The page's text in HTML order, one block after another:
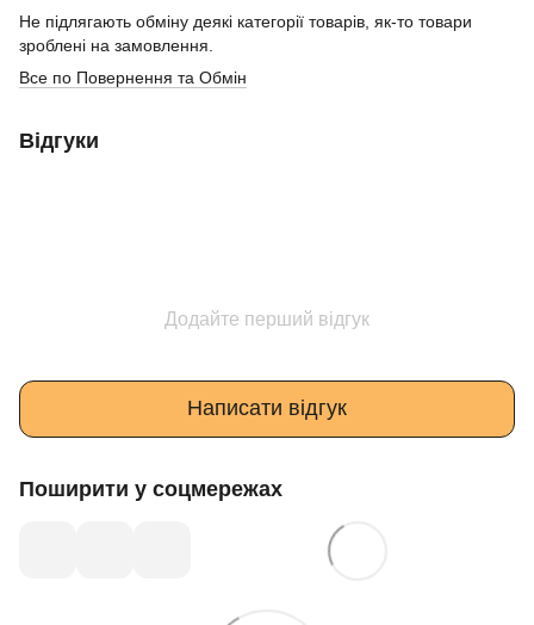
Не підлягають обміну деякі категорії товарів, як-то товари
зроблені на замовлення.
Все по Повернення та Обмін
Відгуки
Додайте перший відгук
Написати відгук
Поширити у соцмережах